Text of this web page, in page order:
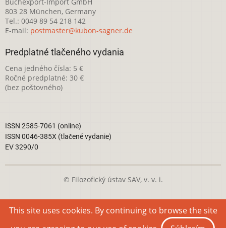
Buchexport-Import GmbH
803 28 München, Germany
Tel.: 0049 89 54 218 142
E-mail: postmaster@kubon-sagner.de
Predplatné tlačeného vydania
Cena jedného čísla: 5 €
Ročné predplatné: 30 €
(bez poštovného)
ISSN 2585-7061 (online)
ISSN 0046-385X (tlačené vydanie)
EV 3290/0
© Filozofický ústav SAV, v. v. i.
Táto webová stránka je licencovaná podCreative Commons
Attribution-NonCommercial 4.0 International License
This site uses cookies. By continuing to browse the site